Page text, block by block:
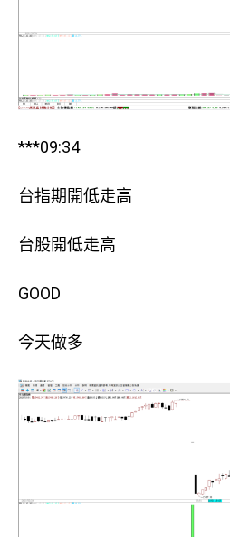
***09:34
台指期開低走高
台股開低走高
GOOD
今天做多